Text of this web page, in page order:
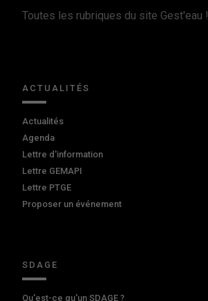
Toutes les rubriques du site Gest'eau !
ACTUALITÉS
Actualités
Agenda
Lettre d'information
Lettre GEMAPI
Lettre PTGE
Proposer un événement
SDAGE
Qu'est-ce qu'un SDAGE ?